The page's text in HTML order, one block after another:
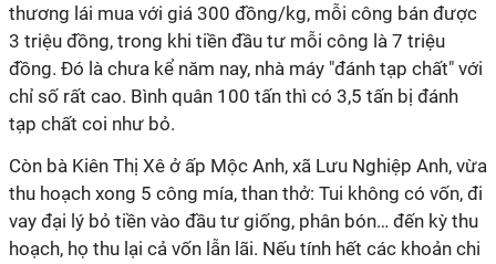
thương lái mua với giá 300 đồng/kg, mỗi công bán được
3 triệu đồng, trong khi tiền đầu tư mỗi công là 7 triệu
đồng. Đó là chưa kể năm nay, nhà máy "đánh tạp chất" với
chỉ số rất cao. Bình quân 100 tấn thì có 3,5 tấn bị đánh
tạp chất coi như bỏ.
Còn bà Kiên Thị Xê ở ấp Mộc Anh, xã Lưu Nghiệp Anh, vừa
thu hoạch xong 5 công mía, than thở: Tui không có vốn, đi
vay đại lý bỏ tiền vào đầu tư giống, phân bón… đến kỳ thu
hoạch, họ thu lại cả vốn lẫn lãi. Nếu tính hết các khoản chi